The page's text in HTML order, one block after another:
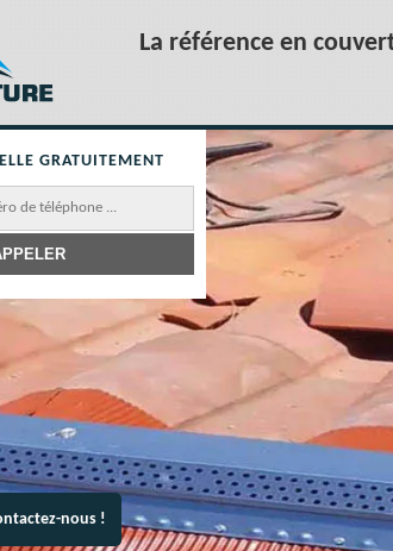
La référence en
nous !
GRATUITEMENT